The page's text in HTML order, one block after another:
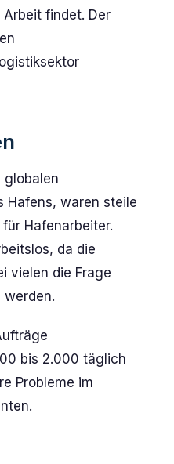
findet. Der
globalen
Hafens, waren steile
Hafenarbeiter.
da die
vielen die Frage
bis 2.000 täglich
Probleme im